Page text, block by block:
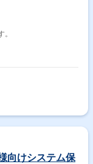
向けシステム保